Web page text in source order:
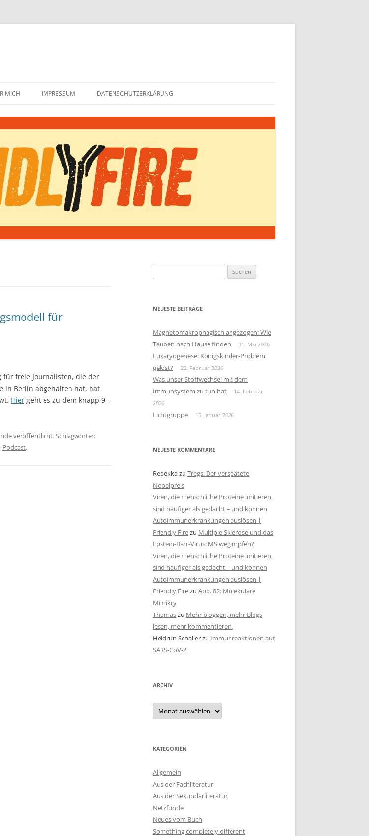
MICH IMPRESSUM DATENSCHUTZERKLÄRUNG
für
für freie Journalisten, die der
in Berlin abgehalten hat, hat
Hier geht es zu dem knapp 9-
veröffentlicht. Schlagwörter:
, Podcast.
nach:
NEUESTE BEITRÄGE
Magnetomakrophagisch angezogen: Wie
Tauben nach Hause finden
31. Mai 2026
Eukaryogenese: Königskinder-Problem
gelöst?
22. Februar 2026
Was unser Stoffwechsel mit dem
Immunsystem zu tun hat
14. Februar
2026
Lichtgruppe 15. Januar 2026
NEUESTE KOMMENTARE
Rebekkazu Tregs: Der verspätete
Nobelpreis
Viren, die menschliche Proteine imitieren,
sind häufiger als gedacht – und können
Autoimmunerkrankungen auslösen |
Friendly Firezu Multiple Sklerose und das
Epstein-Barr-Virus: MS wegimpfen?
Viren, die menschliche Proteine imitieren,
sind häufiger als gedacht – und können
Autoimmunerkrankungen auslösen |
Friendly Firezu Abb. 82: Molekulare
Mimikry
Thomaszu Mehr bloggen, mehr Blogs
lesen, mehr kommentieren.
Heidrun Schallerzu Immunreaktionen auf
SARS-CoV-2
ARCHIV
Archiv
KATEGORIEN
Allgemein
Aus der Fachliteratur
Aus der Sekundärliteratur
Netzfunde
Neues vom Buch
Something completely different